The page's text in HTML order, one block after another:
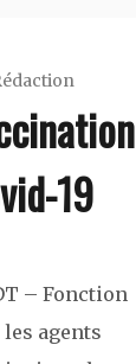
19
– Fonction
agents